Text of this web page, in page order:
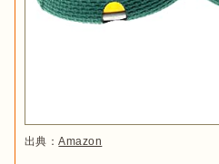
出典：Amazon